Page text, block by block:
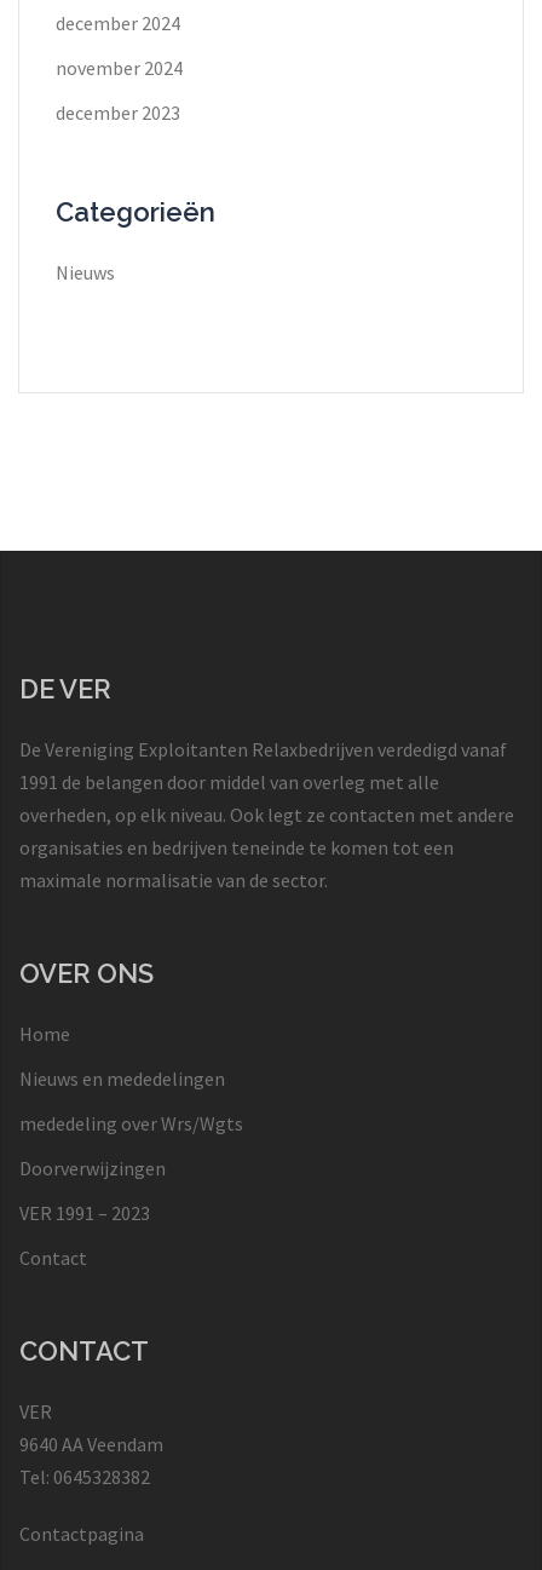
december 2024
november 2024
december 2023
Categorieën
Nieuws
DE VER
De Vereniging Exploitanten Relaxbedrijven verdedigd vanaf
1991 de belangen door middel van overleg met alle
overheden, op elk niveau. Ook legt ze contacten met andere
organisaties en bedrijven teneinde te komen tot een
maximale normalisatie van de sector.
OVER ONS
Home
Nieuws en mededelingen
mededeling over Wrs/Wgts
Doorverwijzingen
VER 1991 – 2023
Contact
CONTACT
VER
9640 AA Veendam
Tel: 0645328382
Contactpagina